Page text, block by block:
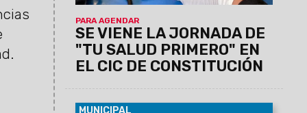
PARA AGENDAR
SE VIENE LA JORNADA DE
"TU SALUD PRIMERO" EN
EL CIC DE CONSTITUCIÓN
asesoramiento en salud.